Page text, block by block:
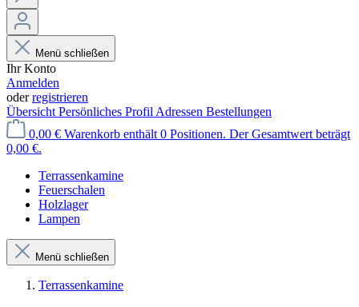
Menü schließen
Ihr Konto
Anmelden
oderregistrieren
Übersicht Persönliches Profil Adressen Bestellungen
0,00 € Warenkorb enthält 0 Positionen. Der Gesamtwert beträgt
0,00 €.
Terrassenkamine
Feuerschalen
Holzlager
Lampen
Menü schließen
Terrassenkamine